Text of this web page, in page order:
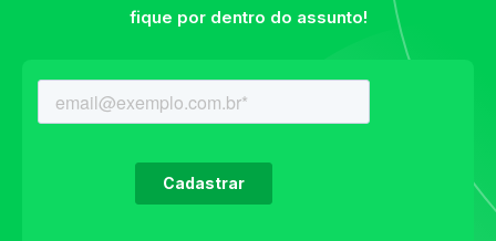
fique por dentro do assunto!